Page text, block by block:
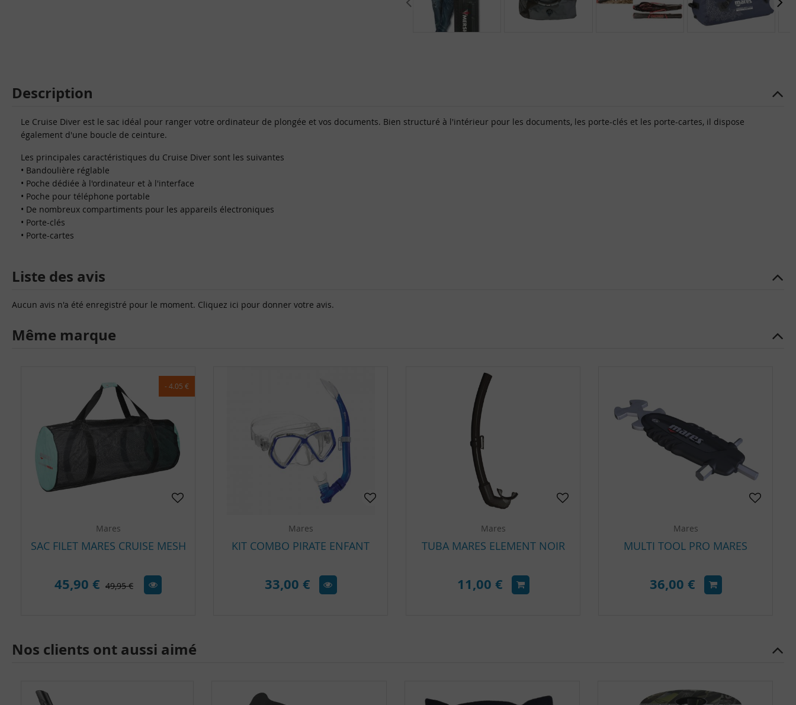
Description
Le Cruise Diver est le sac idéal pour ranger votre ordinateur de plongée et vos documents. Bien structuré à l'intérieur pour les documents, les porte-clés et les porte-cartes, il dispose
également d'une boucle de ceinture.
Les principales caractéristiques du Cruise Diver sont les suivantes
• Bandoulière réglable
• Poche dédiée à l'ordinateur et à l'interface
• Poche pour téléphone portable
• De nombreux compartiments pour les appareils électroniques
• Porte-clés
• Porte-cartes
Liste des avis
Aucun avis n'a été enregistré pour le moment. Cliquez ici pour donner votre avis.
Même marque
- 4.05 €
Mares
SAC FILET MARES CRUISE MESH
45,90 € 49,95 €
Mares
KIT COMBO PIRATE ENFANT
33,00 €
Mares
TUBA MARES ELEMENT NOIR
11,00 €
Mares
MULTI TOOL PRO MARES
36,00 €
Nos clients ont aussi aimé